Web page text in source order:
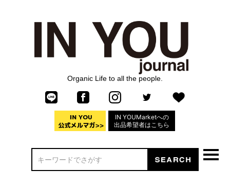
Organic Life to all the people.
IN YOUMarketへの
出品希望者はこちら